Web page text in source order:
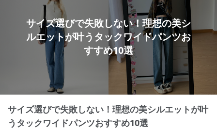
サイズ選びで失敗しない！理想の美シ
ルエットが叶うタックワイドパンツお
すすめ10選
サイズ選びで失敗しない！理想の美シルエットが叶
うタックワイドパンツおすすめ10選